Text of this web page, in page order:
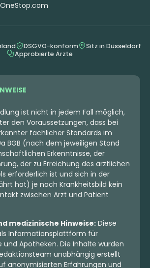
DSGVO-konform
Sitz in Düsseldorf
Approbierte Ärzte
ist nicht in jedem Fall möglich,
den Voraussetzungen, dass bei
fachlicher Standards im
BGB (nach dem jeweiligen Stand
Erkenntnisse, der
der zu Erreichung des ärztlichen
erforderlich ist und sich in der
hat) je nach Krankheitsbild kein
zwischen Arzt und Patient
medizinische Hinweise: Diese
Informationsplattform für
und Apotheken. Die Inhalte wurden
unabhängig erstellt
anonymisierten Erfahrungen und